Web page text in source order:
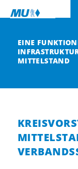
EINE
MITTELSTAND